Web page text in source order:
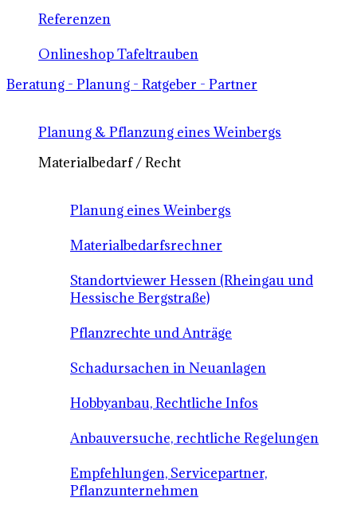
Referenzen
Onlineshop Tafeltrauben
Beratung - Planung - Ratgeber - Partner
Planung & Pflanzung eines Weinbergs
Materialbedarf / Recht
Planung eines Weinbergs
Materialbedarfsrechner
Standortviewer Hessen (Rheingau und
Hessische Bergstraße)
Pflanzrechte und Anträge
Schadursachen in Neuanlagen
Hobbyanbau, Rechtliche Infos
Anbauversuche, rechtliche Regelungen
Empfehlungen, Servicepartner,
Pflanzunternehmen